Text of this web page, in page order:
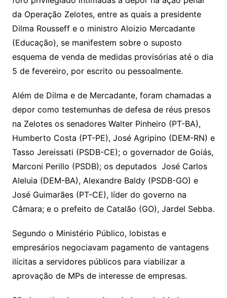
da Operação Zelotes, entre as quais a presidente
Dilma Rousseff e o ministro Aloizio Mercadante
(Educação), se manifestem sobre o suposto
esquema de venda de medidas provisórias até o dia
5 de fevereiro, por escrito ou pessoalmente.
Além de Dilma e de Mercadante, foram chamadas a
depor como testemunhas de defesa de réus presos
na Zelotes os senadores Walter Pinheiro (PT-BA),
Humberto Costa (PT-PE), José Agripino (DEM-RN) e
Tasso Jereissati (PSDB-CE); o governador de Goiás,
Marconi Perillo (PSDB); os deputados José Carlos
Aleluia (DEM-BA), Alexandre Baldy (PSDB-GO) e
José Guimarães (PT-CE), líder do governo na
Câmara; e o prefeito de Catalão (GO), Jardel Sebba.
Segundo o Ministério Público, lobistas e
empresários negociavam pagamento de vantagens
ilícitas a servidores públicos para viabilizar a
aprovação de MPs de interesse de empresas.